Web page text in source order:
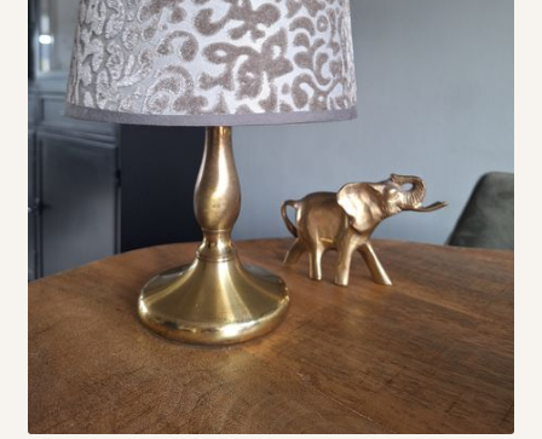
Vintage boeken en strips
Kerst